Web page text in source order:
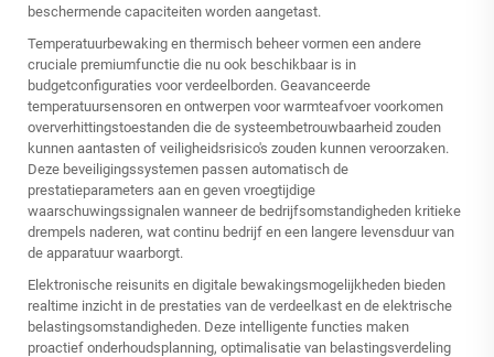
beschermende capaciteiten worden aangetast.
Temperatuurbewaking en thermisch beheer vormen een andere
cruciale premiumfunctie die nu ook beschikbaar is in
budgetconfiguraties voor verdeelborden. Geavanceerde
temperatuursensoren en ontwerpen voor warmteafvoer voorkomen
oververhittingstoestanden die de systeembetrouwbaarheid zouden
kunnen aantasten of veiligheidsrisico's zouden kunnen veroorzaken.
Deze beveiligingssystemen passen automatisch de
prestatieparameters aan en geven vroegtijdige
waarschuwingssignalen wanneer de bedrijfsomstandigheden kritieke
drempels naderen, wat continu bedrijf en een langere levensduur van
de apparatuur waarborgt.
Elektronische reisunits en digitale bewakingsmogelijkheden bieden
realtime inzicht in de prestaties van de verdeelkast en de elektrische
belastingsomstandigheden. Deze intelligente functies maken
proactief onderhoudsplanning, optimalisatie van belastingsverdeling